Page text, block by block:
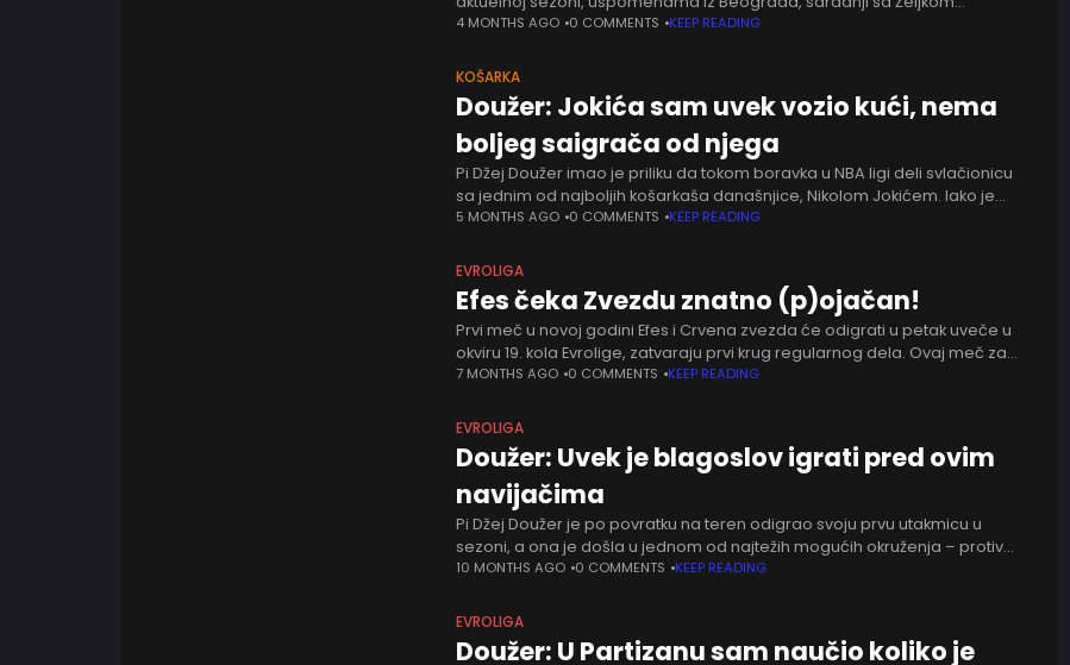
Obradovićem, ali i konkurenciji među bekovima u Evroligi. U
4 MONTHS AGO 0 COMMENTS KEEP READING
KOŠARKA
Doužer: Jokića sam uvek vozio kući, nema
boljeg saigrača od njega
Pi Džej Doužer imao je priliku da tokom boravka u NBA ligi deli svlačionicu
sa jednim od najboljih košarkaša današnjice, Nikolom Jokićem. Iako je
srpski centar poznat po vrhunskim partijama
5 MONTHS AGO 0 COMMENTS KEEP READING
EVROLIGA
Efes čeka Zvezdu znatno (p)ojačan!
Prvi meč u novoj godini Efes i Crvena zvezda će odigrati u petak uveče u
okviru 19. kola Evrolige, zatvaraju prvi krug regularnog dela. Ovaj meč za
oba tima nosi
7 MONTHS AGO 0 COMMENTS KEEP READING
EVROLIGA
Doužer: Uvek je blagoslov igrati pred ovim
navijačima
Pi Džej Doužer je po povratku na teren odigrao svoju prvu utakmicu u
sezoni, a ona je došla u jednom od najtežih mogućih okruženja – protiv
Partizana u prepunoj Beogradskoj
10 MONTHS AGO 0 COMMENTS KEEP READING
EVROLIGA
Doužer: U Partizanu sam naučio koliko je